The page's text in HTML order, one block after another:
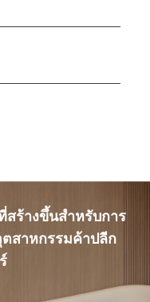
ร้างขึ้นสำหรับการ
สาหกรรมค้าปลีก